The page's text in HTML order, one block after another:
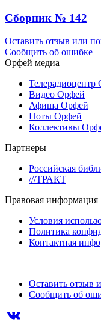
Сборник № 142
Оставить отзыв или
Сообщить об ошибке
Орфей медиа
Телерадиоцентр
Видео Орфей
Афиша Орфей
Ноты Орфей
Коллективы
Партнеры
Российская
///ТРАКТ
Правовая информация
Условия
Политика
Контактная
Оставить отзыв
Сообщить об